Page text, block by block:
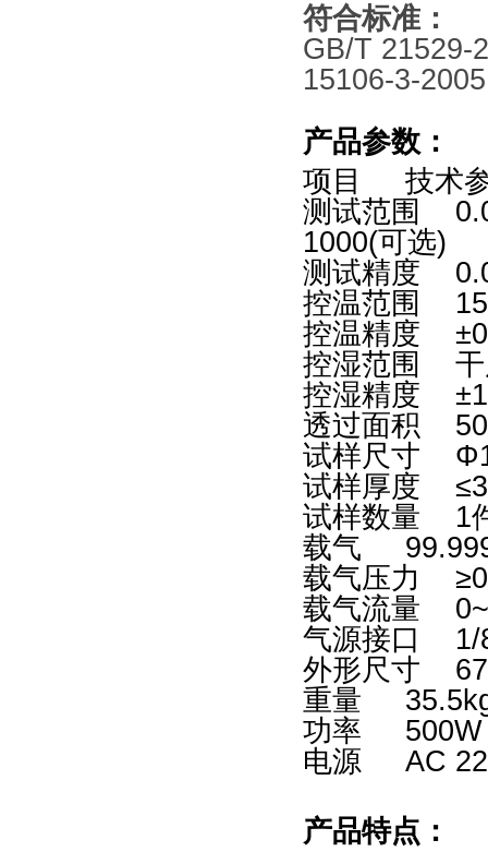
符合标准：
GB/T 21529-
15106-3-
产品参数：
项目 技术
测试范围
1000(可选)
测试精度
控温范围
控温精度
控湿范围 干
控湿精度
透过面积
试样尺寸 Φ
试样厚度
试样数量 1
载气
载气压力
载气流量
气源接口 1/
外形尺寸
重量
功率
电源 AC
产品特点：